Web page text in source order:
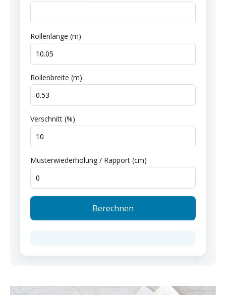
Rollenlänge (m)
Rollenbreite (m)
Verschnitt (%)
Musterwiederholung / Rapport (cm)
Berechnen